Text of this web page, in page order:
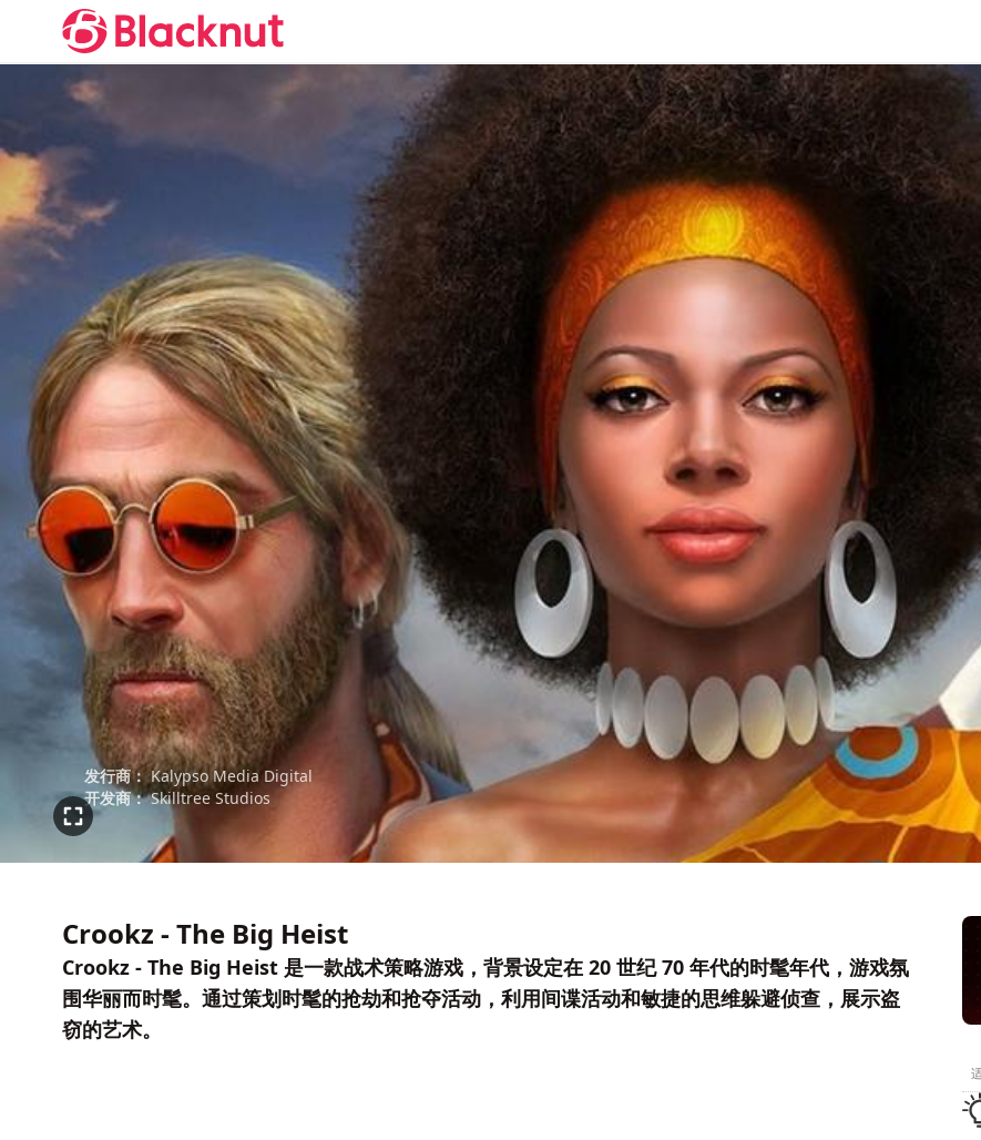
发行商： Kalypso Media Digital
开发商： Skilltree Studios
Crookz - The Big Heist
Crookz - The Big Heist 是一款战术策略游戏，背景设定在 20 世纪 70 年代的时髦年代，游戏氛
围华丽而时髦。通过策划时髦的抢劫和抢夺活动，利用间谍活动和敏捷的思维躲避侦查，展示盗
窃的艺术。